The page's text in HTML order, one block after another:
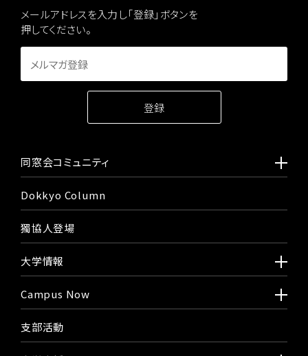
メールアドレスを入力し「登録」ボタンを
押してください。
同窓会コミュニティ
Dokkyo Column
獨協人登場
大学情報
Campus Now
支部活動